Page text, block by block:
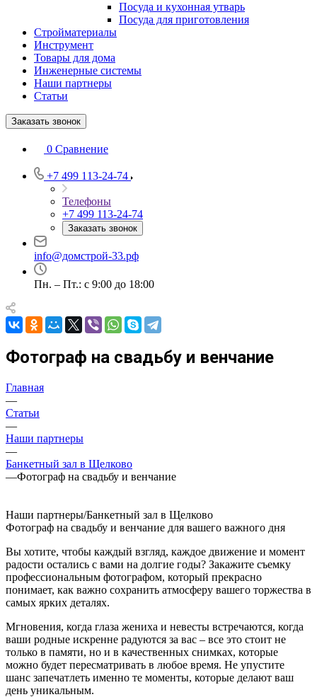
Посуда и кухонная утварь
Посуда для приготовления
Стройматериалы
Инструмент
Товары для дома
Инженерные системы
Наши партнеры
Статьи
Заказать звонок
0 Сравнение
+7 499 113-24-74
Телефоны
+7 499 113-24-74
Заказать звонок
info@домстрой-33.рф
Пн. – Пт.: с 9:00 до 18:00
Фотограф на свадьбу и венчание
Главная
—
Статьи
—
Наши партнеры
—
Банкетный зал в Щелково
—Фотограф на свадьбу и венчание
Наши партнеры/Банкетный зал в Щелково
Фотограф на свадьбу и венчание для вашего важного дня
Вы хотите, чтобы каждый взгляд, каждое движение и момент
радости остались с вами на долгие годы? Закажите съемку
профессиональным фотографом, который прекрасно
понимает, как важно сохранить атмосферу вашего торжества в
самых ярких деталях.
Мгновения, когда глаза жениха и невесты встречаются, когда
ваши родные искренне радуются за вас – все это стоит не
только в памяти, но и в качественных снимках, которые
можно будет пересматривать в любое время. Не упустите
шанс запечатлеть именно те моменты, которые делают ваш
день уникальным.